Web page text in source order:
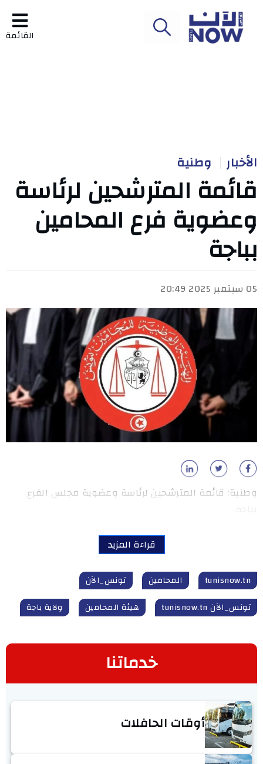
القائمة
الأخبار وطنية
قائمة المترشحين لرئاسة
وعضوية فرع المحامين
بباجة
05 سبتمبر 2025 20:49
وطنية: قائمة المترشحين لرئاسة وعضوية مجلس الفرع
قراءة المزيد
tunisnow.tn المحامين
تونس_الآن
تونس_الآن tunisnow.tn
هيئة المحامين ولاية باجة
خدماتنا
أوقات الحافلات